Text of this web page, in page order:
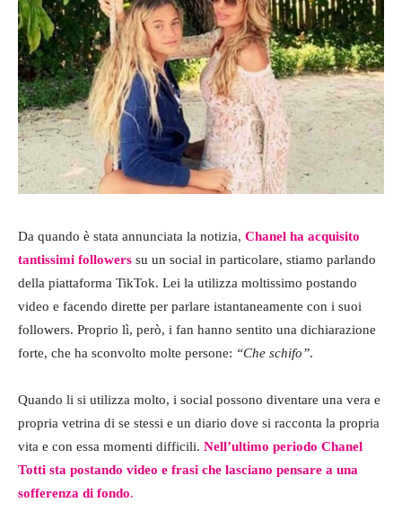
Da quando è stata annunciata la notizia, Chanel ha acquisito
tantissimi followers su un social in particolare, stiamo parlando
della piattaforma TikTok. Lei la utilizza moltissimo postando
video e facendo dirette per parlare istantaneamente con i suoi
followers. Proprio lì, però, i fan hanno sentito una dichiarazione
forte, che ha sconvolto molte persone: “Che schifo”.
Quando li si utilizza molto, i social possono diventare una vera e
propria vetrina di se stessi e un diario dove si racconta la propria
vita e con essa momenti difficili. Nell’ultimo periodo Chanel
Totti sta postando video e frasi che lasciano pensare a una
sofferenza di fondo.